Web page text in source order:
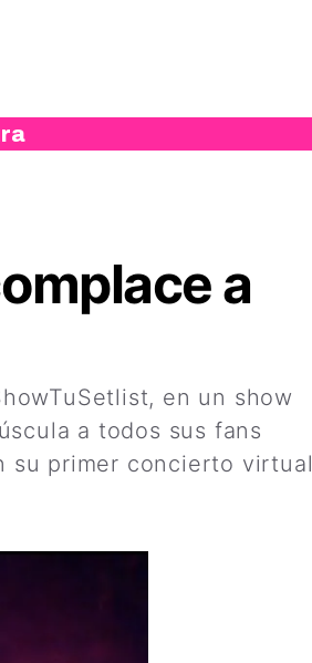
a
en un show
a todos sus fans
su primer concierto virtual